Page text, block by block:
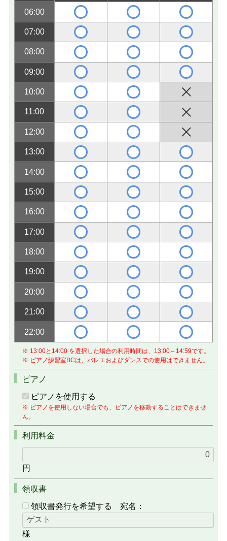
06:00
07:00
08:00
09:00
10:00
11:00
12:00
13:00
14:00
15:00
16:00
17:00
18:00
19:00
20:00
21:00
22:00
※ 13:00と14:00 を選択した場合の利用時間は、13:00～14:59です。
※ ピアノ練習室BCは、バレエおよびダンスでの使用はできません。
ピアノ
ピアノを使用する
※ ピアノを使用しない場合でも、ピアノを移動することはできませ
ん。
利用料金
円
領収書
領収書発行を希望する
宛名：
様